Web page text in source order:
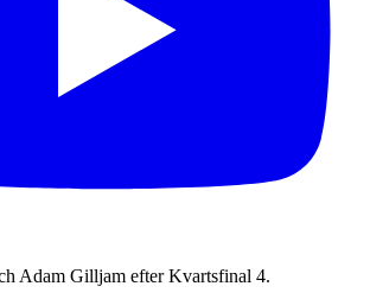
Adam Gilljam efter Kvartsfinal 4.